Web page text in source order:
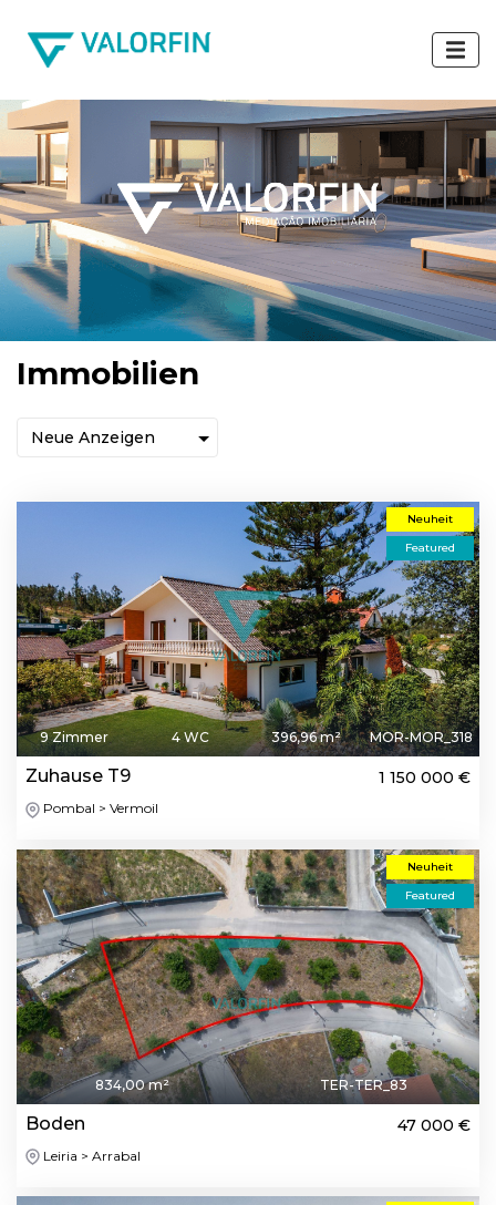
Immobilien
Neuheit
Featured
9 Zimmer 4 WC 396,96 m² MOR-MOR_318
Zuhause T9 1 150 000 €
Pombal > Vermoil
Neuheit
Featured
834,00 m² TER-TER_83
Boden 47 000 €
Leiria > Arrabal